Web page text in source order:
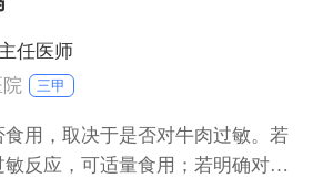
任医师
三甲
用，取决于是否对牛肉过敏。若
反应，可适量食用；若明确对牛